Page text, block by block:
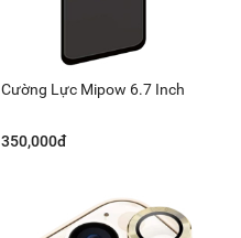
Cường Lực Mipow 6.7 Inch
350,000đ